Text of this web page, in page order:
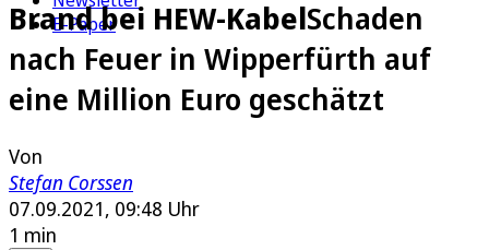
E-Paper
Brand bei HEW-KabelSchaden
nach Feuer in Wipperfürth auf
eine Million Euro geschätzt
Von
Stefan Corssen
07.09.2021, 09:48 Uhr
1 min